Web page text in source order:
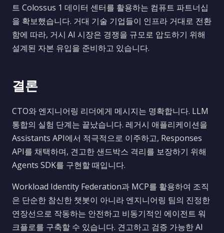
트 Colossus 1 데이터 센터를 활용하는 컴퓨트 파트너십
을 확보했습니다. 거대 기술 기업들이 인프라 거대로 전환
함에 따라, 거시 AI 시장은 경쟁을 규모로 압도하기 위해
설계된 자본 유입을 준비하고 있습니다.
결론
CTO와 엔지니어링 리더에게 메시지는 명확합니다. LLM
통합의 실험 단계는 끝났습니다. 레거시 애플리케이션을
Assistants API에서 적극적으로 이주하고, Responses
API를 채택하며, 견고한 샌드박스 격리를 보장하기 위해
Agents SDK를 구현할 때입니다.
Workload Identity Federation과 MCP를 활용하여 조직
은 단순한 참신한 챗봇이 아니라 엔지니어링 팀의 진정한
연장선으로 작동하는 안전하고 비동기적인 에이전트 워
크플로를 구축할 수 있습니다. 견고하고 검증 가능한 AI